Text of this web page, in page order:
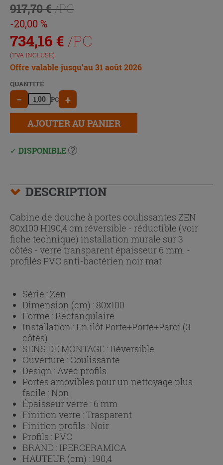
917,70 €/PC
-20,00 %
734,16 € /PC
(TVA INCLUSE)
Offre valable jusqu’au 31 août 2026
QUANTITÉ
− PC +
AJOUTER AU PANIER
DISPONIBLE
DESCRIPTION
Cabine de douche à portes coulissantes ZEN
80x100 H190,4 cm réversible - réductible (voir
fiche technique) installation murale sur 3
côtés - verre transparent épaisseur 6 mm. -
profilés PVC anti-bactérien noir mat
Série : Zen
Dimension (cm) : 80x100
Forme :Rectangulaire
Installation :En ilôt Porte+Porte+Paroi (3
côtés)
SENS DE MONTAGE :Réversible
Ouverture : Coulissante
Design : Avec profils
Portes amovibles pour un nettoyage plus
facile :Non
Épaisseur verre : 6 mm
Finition verre :Trasparent
Finition profils :Noir
Profils :PVC
BRAND : IPERCERAMICA
HAUTEUR (cm) : 190,4